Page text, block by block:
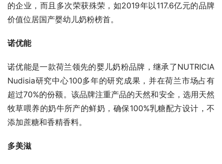
的企业，而且多次荣获殊荣，如2019年以117.6亿元的品牌
价值位居国产婴幼儿奶粉榜首。
诺优能
诺优能是一款荷兰领先的婴儿奶粉品牌，继承了NUTRICIA
Nudisia研究中心100多年的研究成果，并在荷兰市场占有
超过70%的份额。该品牌注重产品的天然和安全，选用天然
牧草喂养的奶牛所产的鲜奶，确保100%乳糖配方设计，不
添加蔗糖和香精香料。
多美滋